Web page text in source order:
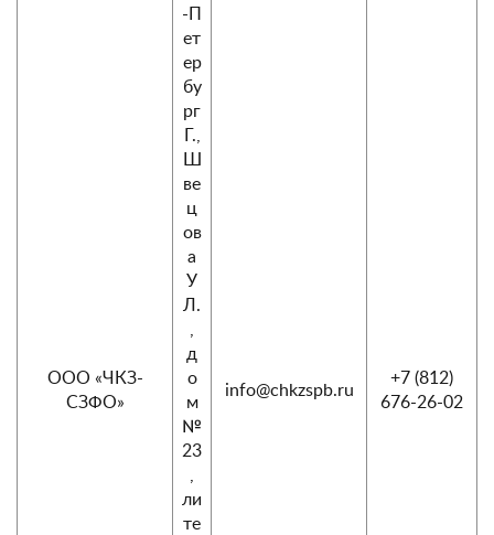
ООО «ЧКЗ-
СЗФО»
-П
ет
ер
бу
рг
Г.,
ве
ц
ов
а
У
Л.
д
о
м
№
23
ли
те
info@chkzspb.ru
+7 (812)
676-26-02